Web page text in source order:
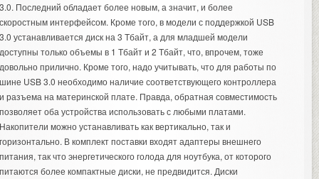
Последний обладает более новым, а значит, и более
интерфейсом. Кроме того, в модели с поддержкой USB
устанавливается диск на 3 Тбайт, а для младшей модели
только объемы в 1 Тбайт и 2 Тбайт, что, впрочем, тоже
прилично. Кроме того, надо учитывать, что для работы по
USB 3.0 необходимо наличие соответствующего контроллера
разъема на материнской плате. Правда, обратная совместимость
оба устройства использовать с любыми платами.
можно устанавливать как вертикально, так и
В комплект поставки входят адаптеры внешнего
так что энергетического голода для ноутбука, от которого
более компактные диски, не предвидится. Диски